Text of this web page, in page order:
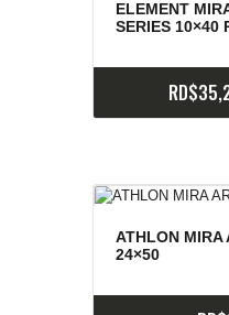
ELEMENT
SERIES 10×40
RD$
ATHLON MIRA
24×50